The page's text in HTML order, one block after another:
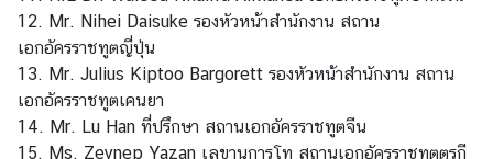
r
S
e
r
v
i
12. Mr. Nihei Daisuke รองหัวหน้าสำนักงาน สถาน
เอกอัครราชทูตญี่ปุ่น
13. Mr. Julius Kiptoo Bargorett รองหัวหน้าสำนักงาน สถาน
เอกอัครราชทูตเคนยา
14. Mr. Lu Han ที่ปรึกษา สถานเอกอัครราชทูตจีน
15. Ms. Zeynep Yazan เลขานุการโท สถานเอกอัครราชทูตตุรกี